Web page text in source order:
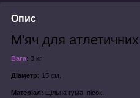
Опис
М'яч для
Вага: 3 кг
Діаметр: 15 см.
Матеріал: щільна гума, пісок.